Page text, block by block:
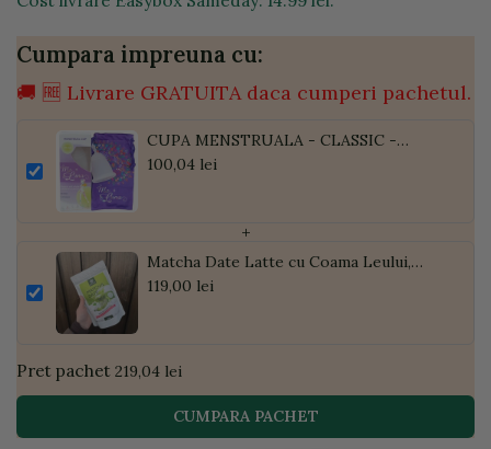
Cumpara impreuna cu:
🚚 🆓 Livrare GRATUITA daca cumperi pachetul.
CUPA MENSTRUALA - CLASSIC -
MARIMEA XL
100,04 lei
+
Matcha Date Latte cu Coama Leului,
Pudră de Curmale și Ghimbir, ECO, 300g
119,00 lei
Pret pachet 219,04 lei
CUMPARA PACHET